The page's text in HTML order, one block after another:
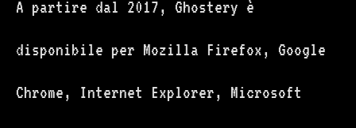
A partire dal 2017, Ghostery è
disponibile per Mozilla Firefox, Google
Chrome, Internet Explorer, Microsoft